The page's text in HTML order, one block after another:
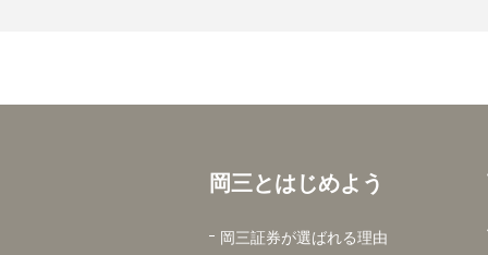
岡三とはじめよう
岡三証券が選ばれる理由